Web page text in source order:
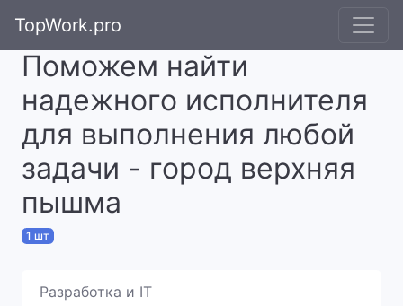
TopWork.pro
Поможем найти
надежного исполнителя
для выполнения любой
задачи - город верхняя
пышма
1 шт
Разработка и IT